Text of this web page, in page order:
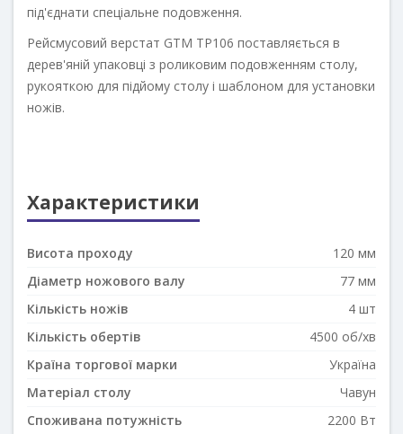
під'єднати спеціальне подовження.
Рейсмусовий верстат GTM TP106 поставляється в
дерев'яній упаковці з роликовим подовженням столу,
рукояткою для підйому столу і шаблоном для установки
ножів.
Характеристики
Висота проходу
120 мм
Діаметр ножового валу
77 мм
Кількість ножів
4 шт
Кількість обертів
4500 об/хв
Країна торгової марки
Україна
Матеріал столу
Чавун
Споживана потужність
2200 Вт